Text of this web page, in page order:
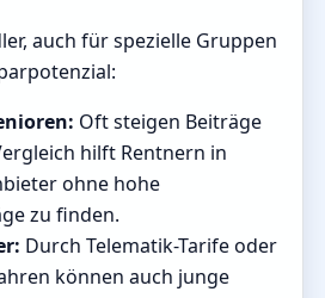
auch für spezielle Gruppen
Oft steigen Beiträge
hilft Rentnern in
ohne hohe
zu finden.
Durch Telematik-Tarife oder
können auch junge